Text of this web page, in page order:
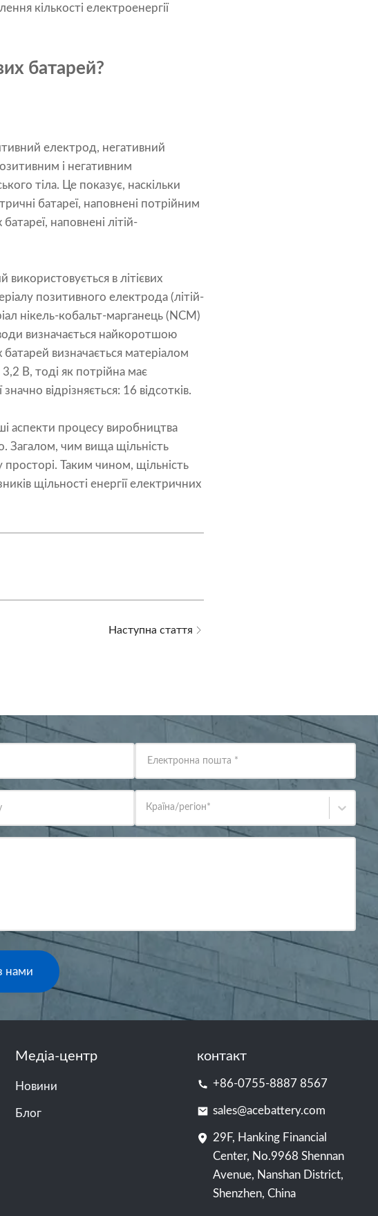
кількості електроенергії
батарей?
електрод, негативний
і негативним
тіла. Це показує, наскільки
батареї, наповнені потрійним
наповнені літій-
в літієвих
позитивного електрода (літій-
нікель-кобальт-марганець (NCM)
визначається найкоротшою
визначається матеріалом
В, тоді як потрійна має
відрізняється: 16 відсотків.
аспекти процесу виробництва
Загалом, чим вища щільність
Таким чином, щільність
щільності енергії електричних
Наступна стаття
Електронна пошта *
Країна/регіон*
нами
Медіа-центр
Новини
Блог
контакт
+86-0755-8887 8567
sales@acebattery.com
29F, Hanking Financial
Center, No.9968 Shennan
Avenue, Nanshan District,
Shenzhen, China